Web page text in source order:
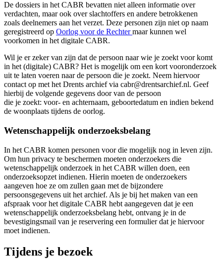
De dossiers in het CABR bevatten niet alleen informatie over
verdachten, maar ook over slachtoffers en andere betrokkenen
zoals deelnemers aan het verzet. Deze personen zijn niet op naam
geregistreerd op Oorlog voor de Rechter(wordt geopend in een
maar kunnen wel
voorkomen in het digitale CABR.
Wil je er zeker van zijn dat de persoon naar wie je zoekt voor komt
in het (digitale) CABR? Het is mogelijk om een kort vooronderzoek
uit te laten voeren naar de persoon die je zoekt. Neem hiervoor
contact op met het Drents archief via cabr@drentsarchief.nl. Geef
hierbij de volgende gegevens door van de persoon
die je zoekt: voor- en achternaam, geboortedatum en indien bekend
de woonplaats tijdens de oorlog.
Wetenschappelijk onderzoeksbelang
In het CABR komen personen voor die mogelijk nog in leven zijn.
Om hun privacy te beschermen moeten onderzoekers die
wetenschappelijk onderzoek in het CABR willen doen, een
onderzoeksopzet indienen. Hierin moeten de onderzoekers
aangeven hoe ze om zullen gaan met de bijzondere
persoonsgegevens uit het archief. Als je bij het maken van een
afspraak voor het digitale CABR hebt aangegeven dat je een
wetenschappelijk onderzoeksbelang hebt, ontvang je in de
bevestigingsmail van je reservering een formulier dat je hiervoor
moet indienen.
Tijdens je bezoek